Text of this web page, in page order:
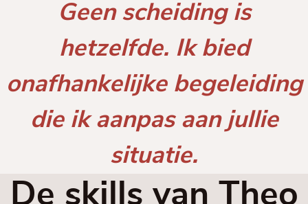
Geen scheiding is
hetzelfde. Ik bied
onafhankelijke begeleiding
die ik aanpas aan jullie
situatie.
De skills van Theo